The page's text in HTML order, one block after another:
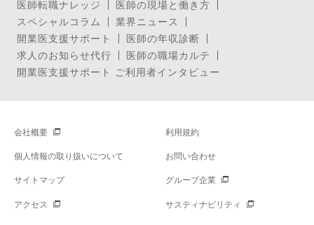
医師転職ナレッジ
医師の現場と働き方
スペシャルコラム
業界ニュース
開業医支援サポート
医師の年収診断
求人のお知らせ代行
医師の職場カルテ
開業医支援サポート ご利用者インタビュー
会社概要 利用規約
個人情報の取り扱いについて お問い合わせ
サイトマップ グループ企業
アクセス サスティナビリティ